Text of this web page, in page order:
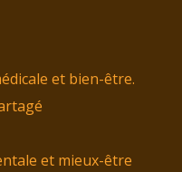
et bien-être.
et mieux-être